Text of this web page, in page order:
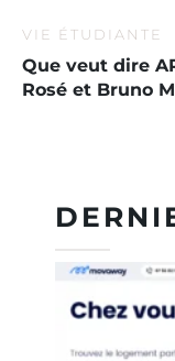
VIE ÉTUDIANTE
Que veut dire
Rosé et Bruno